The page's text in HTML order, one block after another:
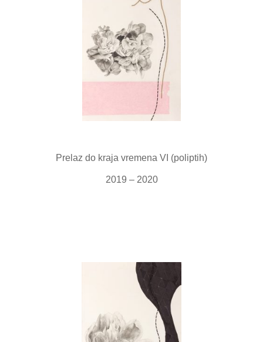
Prelaz do kraja vremena VI (poliptih)
2019 – 2020